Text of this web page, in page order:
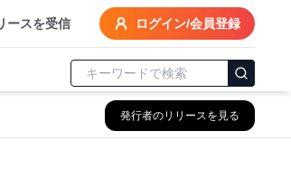
ースを受信 ログイン/会員登録
発行者のリリースを見る